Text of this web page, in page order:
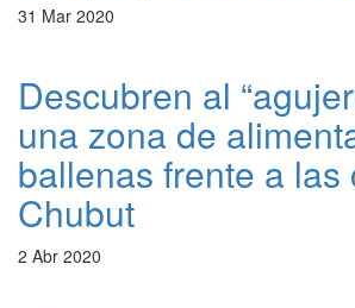
31 Mar 2020
Descubren al
una zona de
ballenas frente a las
Chubut
2 Abr 2020